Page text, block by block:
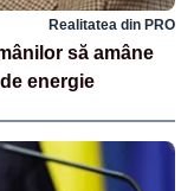
Realitatea din PRO
să amâne
energie